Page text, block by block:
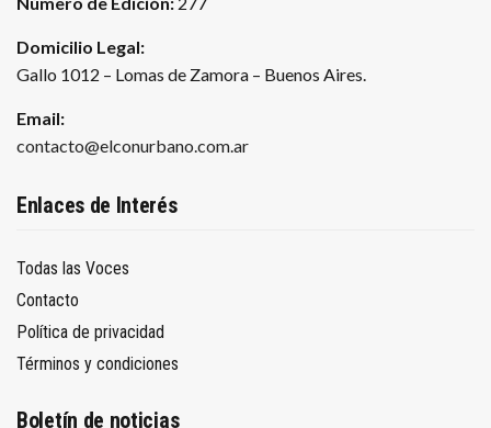
Domicilio Legal:
Gallo 1012 – Lomas de Zamora – Buenos Aires.
Email:
contacto@elconurbano.com.ar
Enlaces de Interés
Todas las Voces
Contacto
Política de privacidad
Términos y condiciones
Boletín de noticias